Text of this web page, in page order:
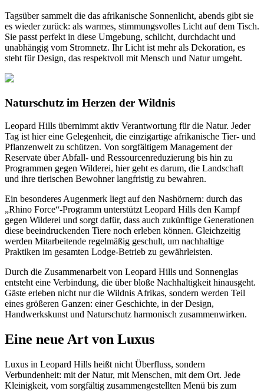
Tagsüber sammelt die das afrikanische Sonnenlicht, abends gibt sie
es wieder zurück: als warmes, stimmungsvolles Licht auf dem Tisch.
Sie passt perfekt in diese Umgebung, schlicht, durchdacht und
unabhängig vom Stromnetz. Ihr Licht ist mehr als Dekoration, es
steht für Design, das respektvoll mit Mensch und Natur umgeht.
Naturschutz im Herzen der Wildnis
Leopard Hills übernimmt aktiv Verantwortung für die Natur. Jeder
Tag ist hier eine Gelegenheit, die einzigartige afrikanische Tier- und
Pflanzenwelt zu schützen. Von sorgfältigem Management der
Reservate über Abfall- und Ressourcenreduzierung bis hin zu
Programmen gegen Wilderei, hier geht es darum, die Landschaft
und ihre tierischen Bewohner langfristig zu bewahren.
Ein besonderes Augenmerk liegt auf den Nashörnern: durch das
„Rhino Force“-Programm unterstützt Leopard Hills den Kampf
gegen Wilderei und sorgt dafür, dass auch zukünftige Generationen
diese beeindruckenden Tiere noch erleben können. Gleichzeitig
werden Mitarbeitende regelmäßig geschult, um nachhaltige
Praktiken im gesamten Lodge-Betrieb zu gewährleisten.
Durch die Zusammenarbeit von Leopard Hills und Sonnenglas
entsteht eine Verbindung, die über bloße Nachhaltigkeit hinausgeht.
Gäste erleben nicht nur die Wildnis Afrikas, sondern werden Teil
eines größeren Ganzen: einer Geschichte, in der Design,
Handwerkskunst und Naturschutz harmonisch zusammenwirken.
Eine neue Art von Luxus
Luxus in Leopard Hills heißt nicht Überfluss, sondern
Verbundenheit: mit der Natur, mit Menschen, mit dem Ort. Jede
Kleinigkeit, vom sorgfältig zusammengestellten Menü bis zum